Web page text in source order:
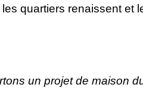
quartiers renaissent et
un projet de maison